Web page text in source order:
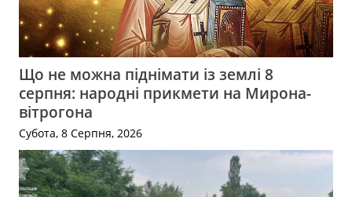
Що не можна піднімати із землі 8
серпня: народні прикмети на Мирона-
вітрогона
Субота, 8 Серпня, 2026